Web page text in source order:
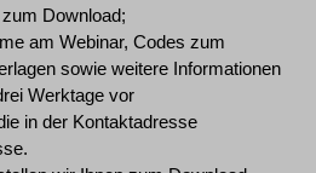
Download;
am Webinar, Codes zum
sowie weitere Informationen
Werktage vor
in der Kontaktadresse